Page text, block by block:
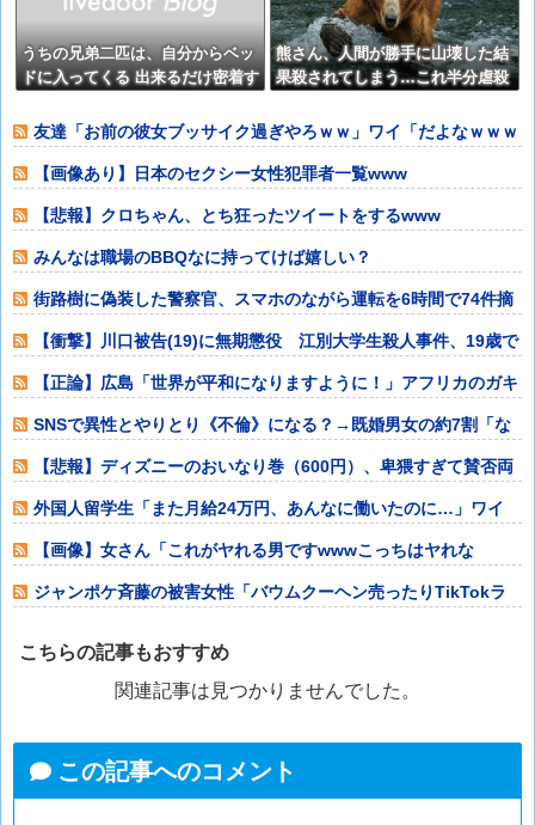
うちの兄弟二匹は、自分からベッ
ドに入ってくる 出来るだけ密着す
うでぴったりくっついてくる
【再】
熊さん、人間が勝手に山壊した結
果殺されてしまう…これ半分虐殺
友達「お前の彼女ブッサイク過ぎやろｗｗ」ワイ「だよなｗｗｗ
さっさと別れた
【画像あり】日本のセクシー女性犯罪者一覧www
【悲報】クロちゃん、とち狂ったツイートをするwww
みんなは職場のBBQなに持ってけば嬉しい？
街路樹に偽装した警察官、スマホのながら運転を6時間で74件摘
発（アメリカ
【衝撃】川口被告(19)に無期懲役 江別大学生殺人事件、19歳で
取り返し
【正論】広島「世界が平和になりますように！」アフリカのガキ
SNSで異性とやりとり《不倫》になる？→既婚男女の約7割「な
る」⇒！
【悲報】ディズニーのおいなり巻（600円）、卑猥すぎて賛否両
外国人留学生「また月給24万円、あんなに働いたのに…」ワイ
「18万」→…
【画像】女さん「これがヤれる男ですwwwこっちはヤれな
い････」⇒！
ジャンポケ斉藤の被害女性「バウムクーヘン売ったりTikTokラ
こちらの記事もおすすめ
関連記事は見つかりませんでした。
この記事へのコメント